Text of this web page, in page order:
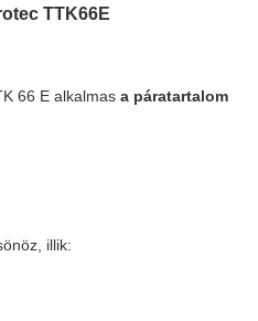
TTK66E
66 E alkalmas a páratartalom
illik: